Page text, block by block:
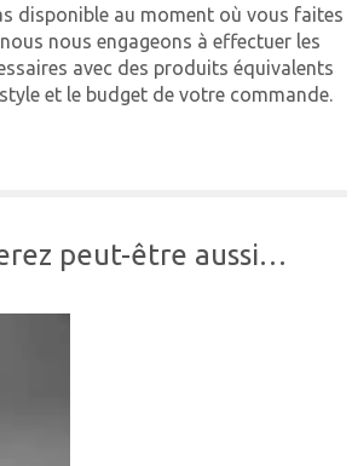
disponible au moment où vous faites
nous engageons à effectuer les
avec des produits équivalents
et le budget de votre commande.
peut-être aussi…